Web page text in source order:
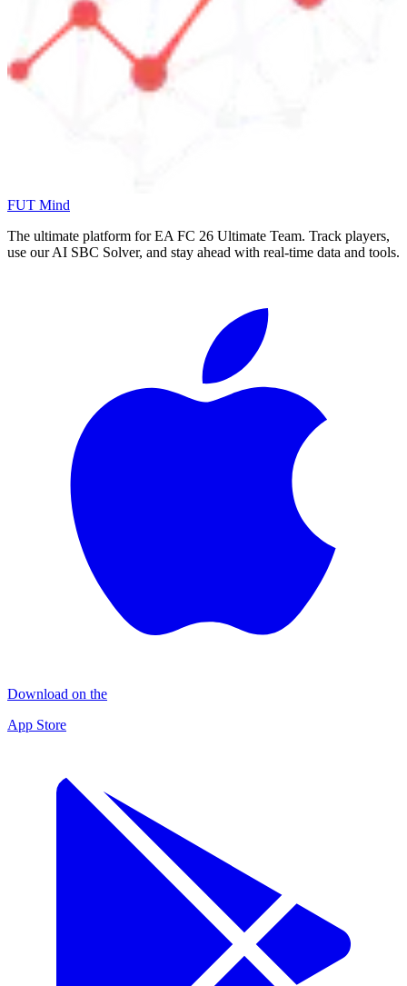
FUT Mind
The ultimate platform for EA FC 26 Ultimate Team. Track players,
use our AI SBC Solver, and stay ahead with real-time data and tools.
Download on the
App Store